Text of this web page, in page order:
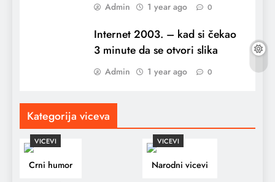
Admin 1 year ago 0
Internet 2003. – kad si čekao
3 minute da se otvori slika
Admin 1 year ago 0
Kategorija viceva
VICEVI
Crni humor
VICEVI
Narodni vicevi